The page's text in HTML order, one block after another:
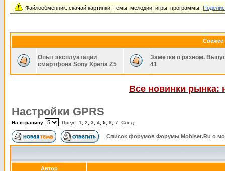
Файлообменник: скачай картинки, темы, мелодии, игры, программы!
Свежее
Опыт эксплуатации
смартфона Sony Xperia Z5
Заметки о разном.
41
Все новинки рынка:
Настройки GPRS
На страницу : Пред. 1 2 3 4 5 6 7 След.
Список форумов Форумы Mobiset.Ru о
Автор